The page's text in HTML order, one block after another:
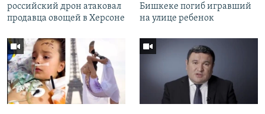
российский дрон атаковал
продавца овощей в Херсоне
Бишкеке погиб игравший
на улице ребенок